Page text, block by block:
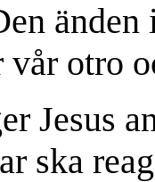
otro
Jesus
ska